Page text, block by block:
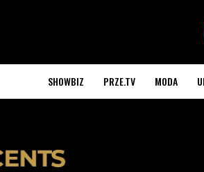
SHOWBIZ PRZE.TV MODA